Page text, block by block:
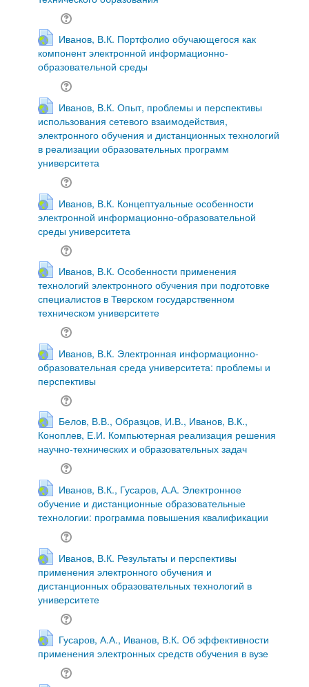
Иванов, В.К. Портфолио обучающегося как
компонент электронной информационно-
образовательной среды
Иванов, В.К. Опыт, проблемы и перспективы
использования сетевого взаимодействия,
электронного обучения и дистанционных технологий
в реализации образовательных программ
университета
Иванов, В.К. Концептуальные особенности
электронной информационно-образовательной
среды университета
Иванов, В.К. Особенности применения
технологий электронного обучения при подготовке
специалистов в Тверском государственном
техническом университете
Иванов, В.К. Электронная информационно-
образовательная среда университета: проблемы и
перспективы
Белов, В.В., Образцов, И.В., Иванов, В.К.,
Коноплев, Е.И. Компьютерная реализация решения
научно-технических и образовательных задач
Иванов, В.К., Гусаров, А.А. Электронное
обучение и дистанционные образовательные
технологии: программа повышения квалификации
Иванов, В.К. Результаты и перспективы
применения электронного обучения и
дистанционных образовательных технологий в
университете
Гусаров, А.А., Иванов, В.К. Об эффективности
применения электронных средств обучения в вузе